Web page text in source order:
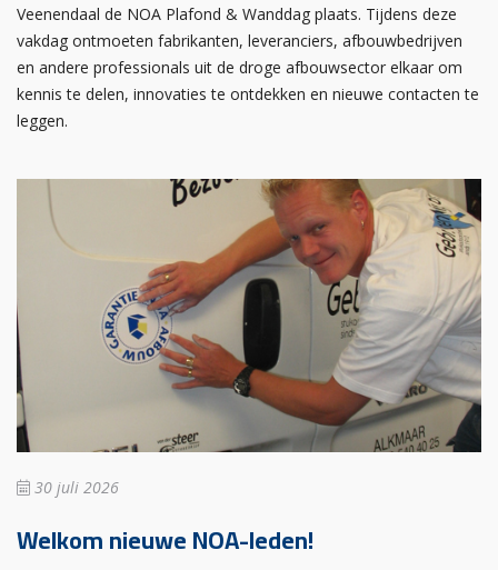
Veenendaal de NOA Plafond & Wanddag plaats. Tijdens deze
vakdag ontmoeten fabrikanten, leveranciers, afbouwbedrijven
en andere professionals uit de droge afbouwsector elkaar om
kennis te delen, innovaties te ontdekken en nieuwe contacten te
leggen.
30 juli 2026
Welkom nieuwe NOA-leden!